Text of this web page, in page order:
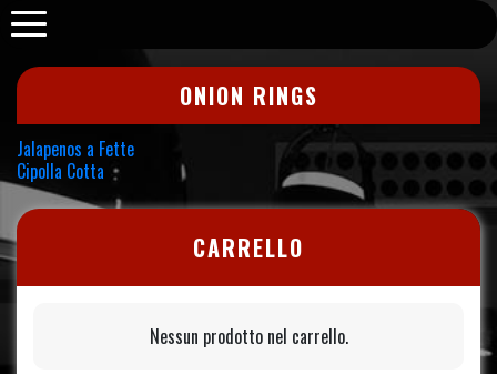
Purabrace
ONION RINGS
Navigazione
articoli
Jalapenos a Fette
Cipolla Cotta
CARRELLO
Nessun prodotto nel carrello.